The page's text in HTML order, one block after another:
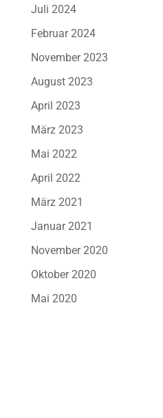
Juli 2024
Februar 2024
November 2023
August 2023
April 2023
März 2023
Mai 2022
April 2022
März 2021
Januar 2021
November 2020
Oktober 2020
Mai 2020